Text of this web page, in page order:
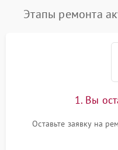
Этапы ремонта
1. Вы
Оставьте заявку на